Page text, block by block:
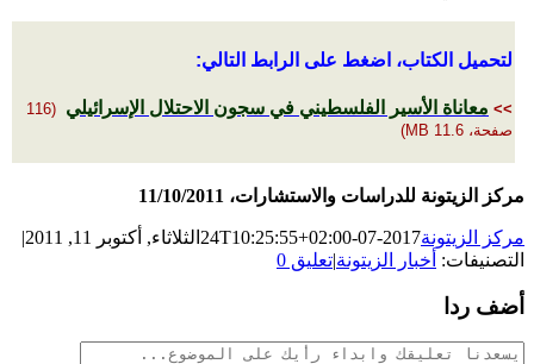
لتحميل الكتاب، اضغط على الرابط التالي:
>> معاناة الأسير الفلسطيني في سجون الاحتلال الإسرائيلي
(116
صفحة، 11.6 MB)
مركز الزيتونة للدراسات والاستشارات، 11/10/2011
مركز الزيتونة2017-07-24T10:25:55+02:00 الثلاثاء, أكتوبر 11, 2011
|
التصنيفات: أخبار الزيتونة|تعليق 0
أضف ردا
تعليقات